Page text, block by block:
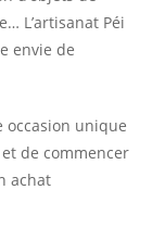
L’artisanat Péi
envie de
occasion unique
de commencer
achat